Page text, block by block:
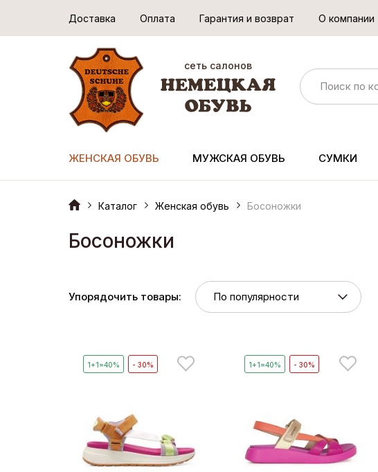
Доставка Оплата Гарантия и возврат О компании
сеть салонов
ЖЕНСКАЯ ОБУВЬ МУЖСКАЯ ОБУВЬ СУМКИ
Каталог Женская обувь Босоножки
Босоножки
Упорядочить товары:
1+1=40% - 30% 1+1=40% - 30%